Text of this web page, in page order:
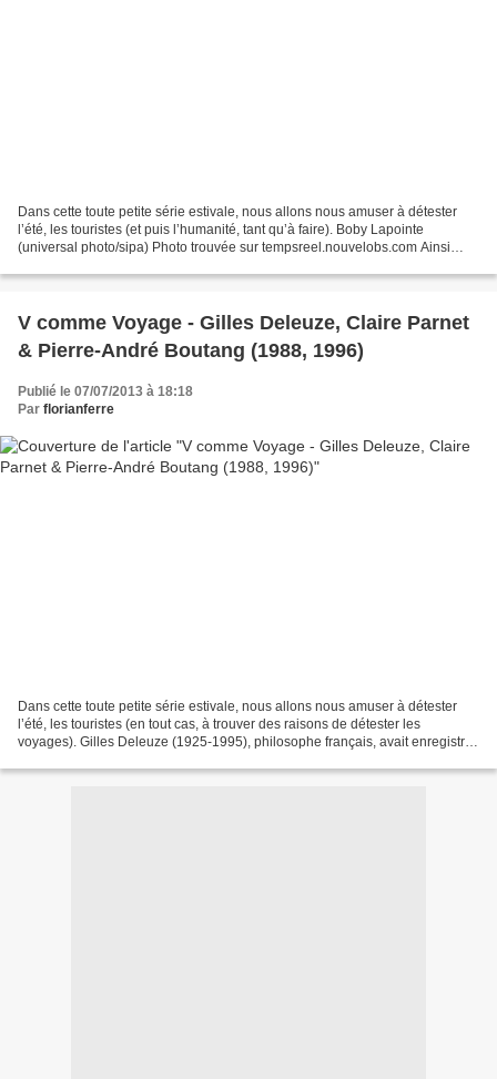
Dans cette toute petite série estivale, nous allons nous amuser à détester
l’été, les touristes (et puis l’humanité, tant qu’à faire). Boby Lapointe
(universal photo/sipa) Photo trouvée sur tempsreel.nouvelobs.com Ainsi
V comme Voyage - Gilles Deleuze, Claire Parnet
& Pierre-André Boutang (1988, 1996)
Publié le 07/07/2013 à 18:18
Par florianferre
Dans cette toute petite série estivale, nous allons nous amuser à détester
l’été, les touristes (en tout cas, à trouver des raisons de détester les
voyages). Gilles Deleuze (1925-1995), philosophe français, avait enregistré